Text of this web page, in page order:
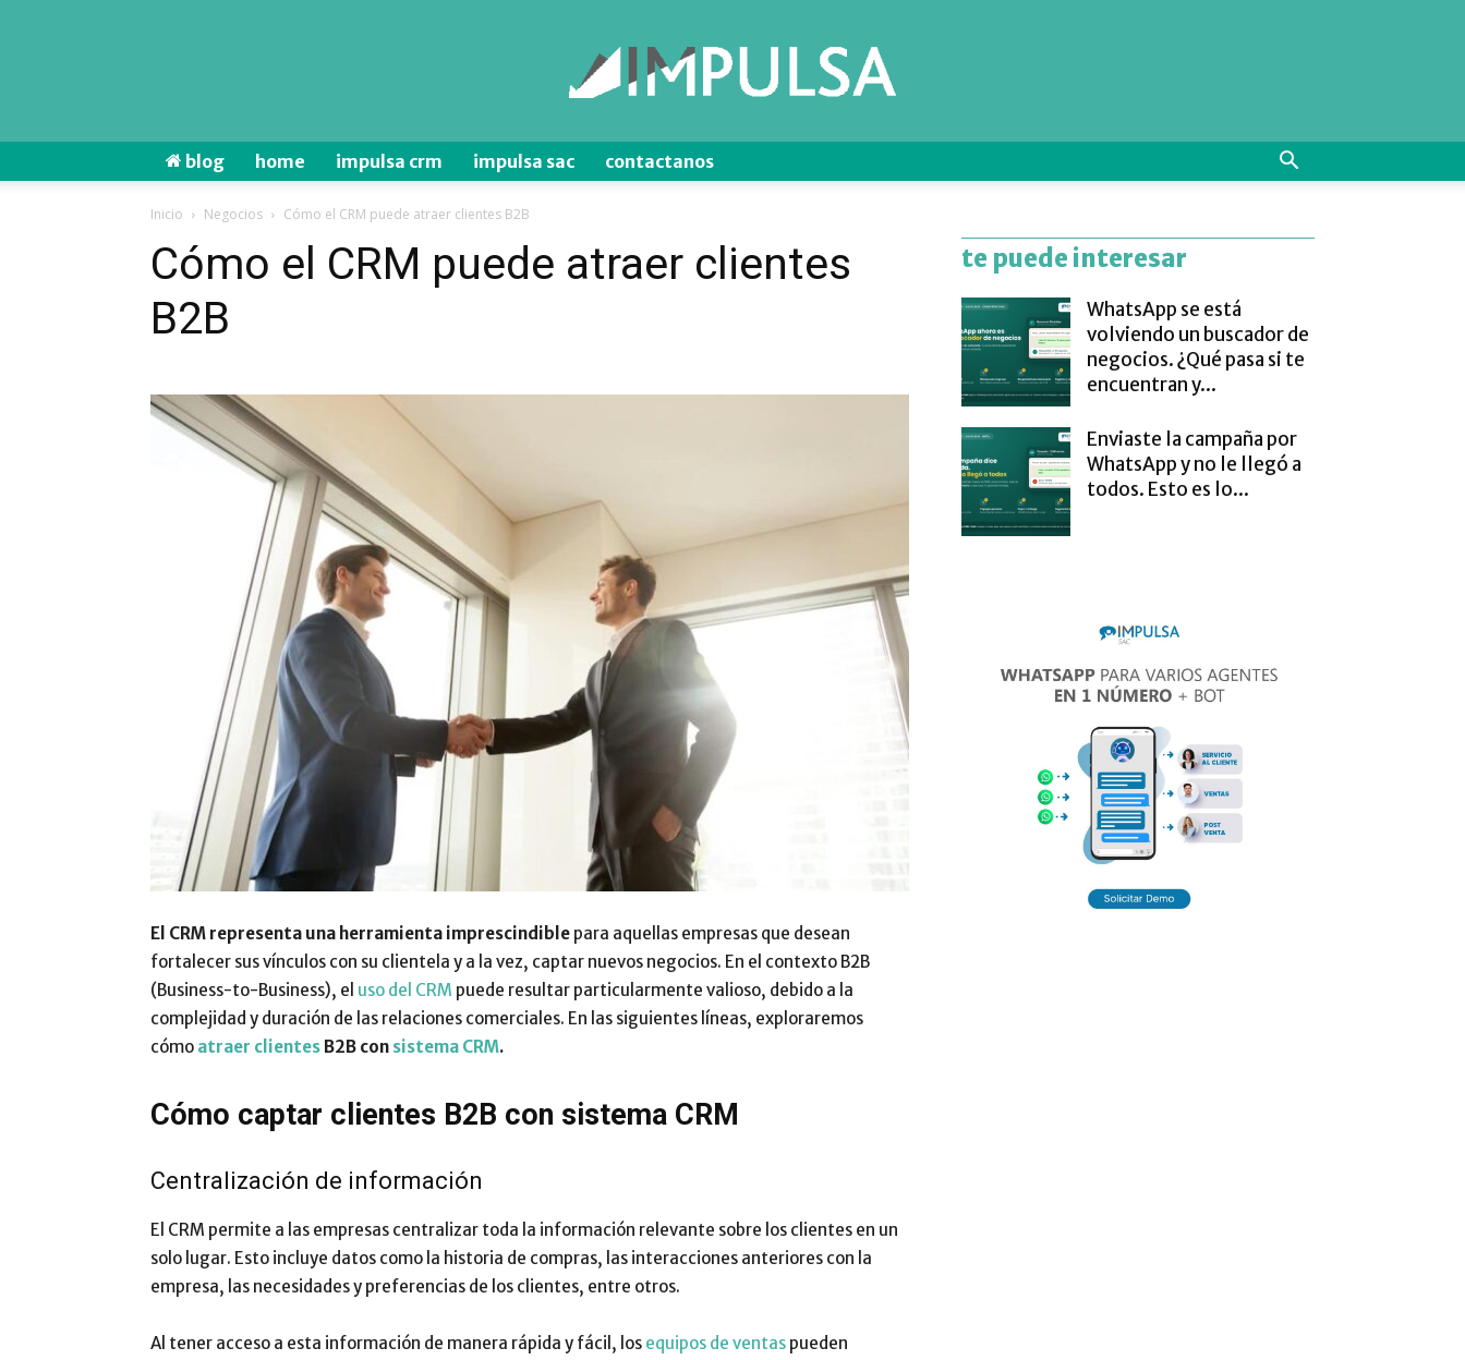
y
Digitalización
Impulsa
blog home impulsa crm impulsa sac contactanos
Inicio Negocios Cómo el CRM puede atraer clientes B2B
Cómo el CRM puede atraer clientes
B2B
El CRM representa una herramienta imprescindible para aquellas empresas que desean
fortalecer sus vínculos con su clientela y a la vez, captar nuevos negocios. En el contexto B2B
(Business-to-Business), el uso del CRM puede resultar particularmente valioso, debido a la
complejidad y duración de las relaciones comerciales. En las siguientes líneas, exploraremos
cómo atraer clientes B2B con sistema CRM.
Cómo captar clientes B2B con sistema CRM
Centralización de información
El CRM permite a las empresas centralizar toda la información relevante sobre los clientes en un
solo lugar. Esto incluye datos como la historia de compras, las interacciones anteriores con la
empresa, las necesidades y preferencias de los clientes, entre otros.
Al tener acceso a esta información de manera rápida y fácil, los equipos de ventas pueden
te puede interesar
WhatsApp se está
volviendo un buscador de
negocios. ¿Qué pasa si te
encuentran y...
Enviaste la campaña por
WhatsApp y no le llegó a
todos. Esto es lo...